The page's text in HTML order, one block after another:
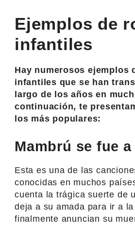
Ejemplos de
infantiles
Hay numerosos ejemplos
infantiles que se han
largo de los años en
continuación, te
los más populares:
Mambrú se fue
Esta es una de las
conocidas en muchos
cuenta la trágica suerte de
deja a su amada para ir a
finalmente anuncian su